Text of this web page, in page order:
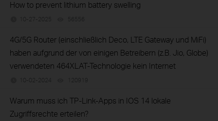
How to prevent lithium battery swelling
10-27-2025 56556
4G/5G Router (einschließlich Deco, LTE Gateway und MiFi)
haben aufgrund der von einigen Betreibern (z.B. Jio, Globe)
verwendeten 464XLAT-Technologie kein Internet
10-02-2024 120919
Warum muss ich TP-Link-Apps in IOS 14 lokale
Zugriffsrechte erteilen?